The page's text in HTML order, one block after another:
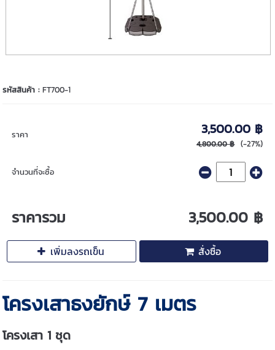
รหัสสินค้า :FT700-1
ราคา 3,500.00 ฿
4,800.00 ฿ (-27%)
จำนวนที่จะซื้อ
ราคารวม 3,500.00 ฿
เพิ่มลงรถเข็น สั่งซื้อ
โครงเสาธงยักษ์ 7 เมตร
โครงเสา 1 ชุด